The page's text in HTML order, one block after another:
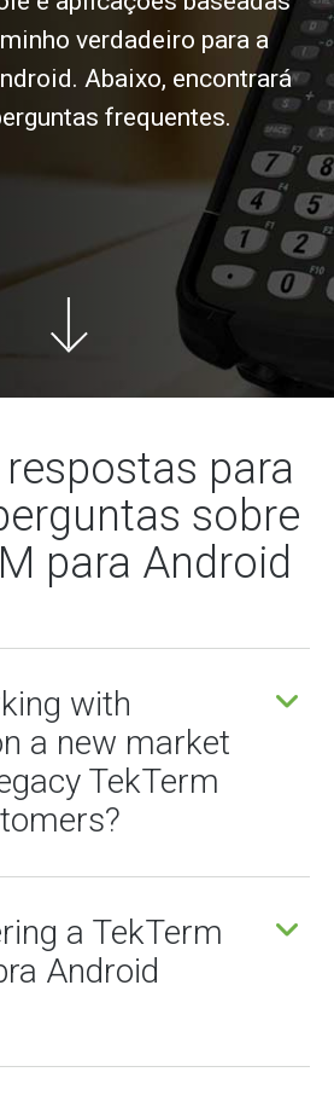
verdadeiro para a
Abaixo, encontrará
frequentes.
para
sobre
para Android
with
a new market
TekTerm
a TekTerm
Android